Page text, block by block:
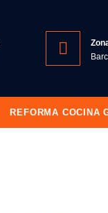
REFORMA COCINA